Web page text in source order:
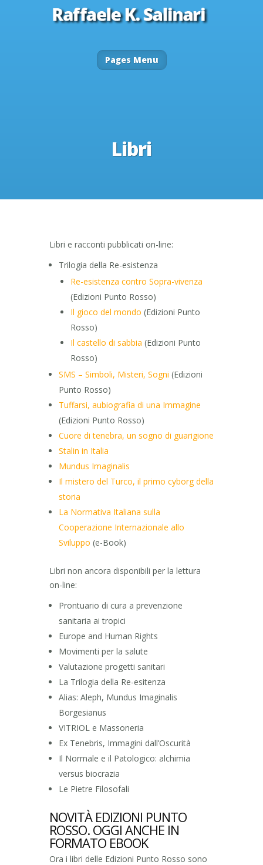
Pages Menu
Libri
Libri e racconti pubblicati on-line:
Trilogia della Re-esistenza
Re-esistenza contro Sopra-vivenza
(Edizioni Punto Rosso)
Il gioco del mondo (Edizioni Punto
Rosso)
Il castello di sabbia (Edizioni Punto
Rosso)
SMS – Simboli, Misteri, Sogni (Edizioni
Punto Rosso)
Tuffarsi, aubiografia di una Immagine
(Edizioni Punto Rosso)
Cuore di tenebra, un sogno di guarigione
Stalin in Italia
Mundus Imaginalis
Il mistero del Turco, il primo cyborg della
storia
La Normativa Italiana sulla
Cooperazione Internazionale allo
Sviluppo (e-Book)
Libri non ancora disponibili per la lettura
on-line:
Prontuario di cura a prevenzione
sanitaria ai tropici
Europe and Human Rights
Movimenti per la salute
Valutazione progetti sanitari
La Trilogia della Re-esitenza
Alias: Aleph, Mundus Imaginalis
Borgesianus
VITRIOL e Massoneria
Ex Tenebris, Immagini dall’Oscurità
Il Normale e il Patologico: alchimia
versus biocrazia
Le Pietre Filosofali
NOVITÀ EDIZIONI PUNTO
ROSSO. OGGI ANCHE IN
FORMATO EBOOK
Ora i libri delle Edizioni Punto Rosso sono